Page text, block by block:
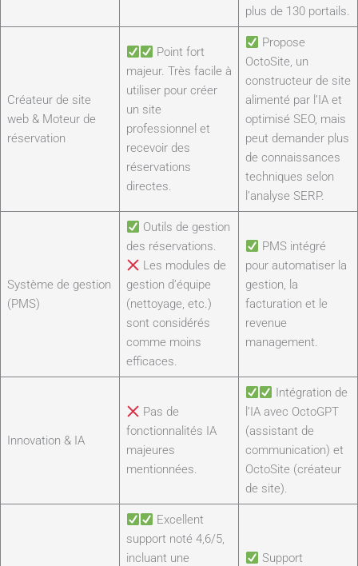
plus de 130 portails.
Créateur de site
web & Moteur de
réservation
Point fort
majeur. Très facile à
utiliser pour créer
un site
professionnel et
recevoir des
réservations
directes.
Propose
OctoSite, un
constructeur de site
alimenté par l’IA et
optimisé SEO, mais
peut demander plus
de connaissances
techniques selon
l’analyse SERP.
Système de gestion
(PMS)
Outils de gestion
des réservations.
Les modules de
gestion d’équipe
(nettoyage, etc.)
sont considérés
comme moins
efficaces.
PMS intégré
pour automatiser la
gestion, la
facturation et le
revenue
management.
Innovation & IA
Pas de
fonctionnalités IA
majeures
mentionnées.
Intégration de
l’IA avec OctoGPT
(assistant de
communication) et
OctoSite (créateur
de site).
Excellent
support noté 4,6/5,
incluant une
Support